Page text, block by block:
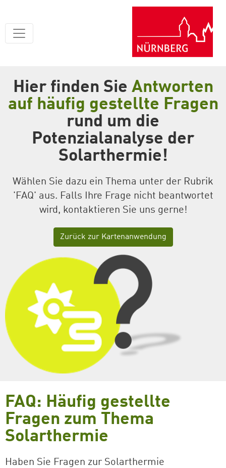
Hier finden Sie Antworten
auf häufig gestellte Fragen
rund um die
Potenzialanalyse der
Solarthermie!
Wählen Sie dazu ein Thema unter der Rubrik
'FAQ' aus. Falls Ihre Frage nicht beantwortet
wird, kontaktieren Sie uns gerne!
Zurück zur Kartenanwendung
FAQ: Häufig gestellte
Fragen zum Thema
Solarthermie
Haben Sie Fragen zur Solarthermie